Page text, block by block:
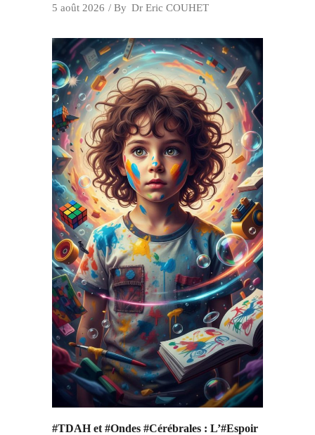
5 août 2026 By Dr Eric COUHET
#TDAH et #Ondes #Cérébrales : L’#Espoir